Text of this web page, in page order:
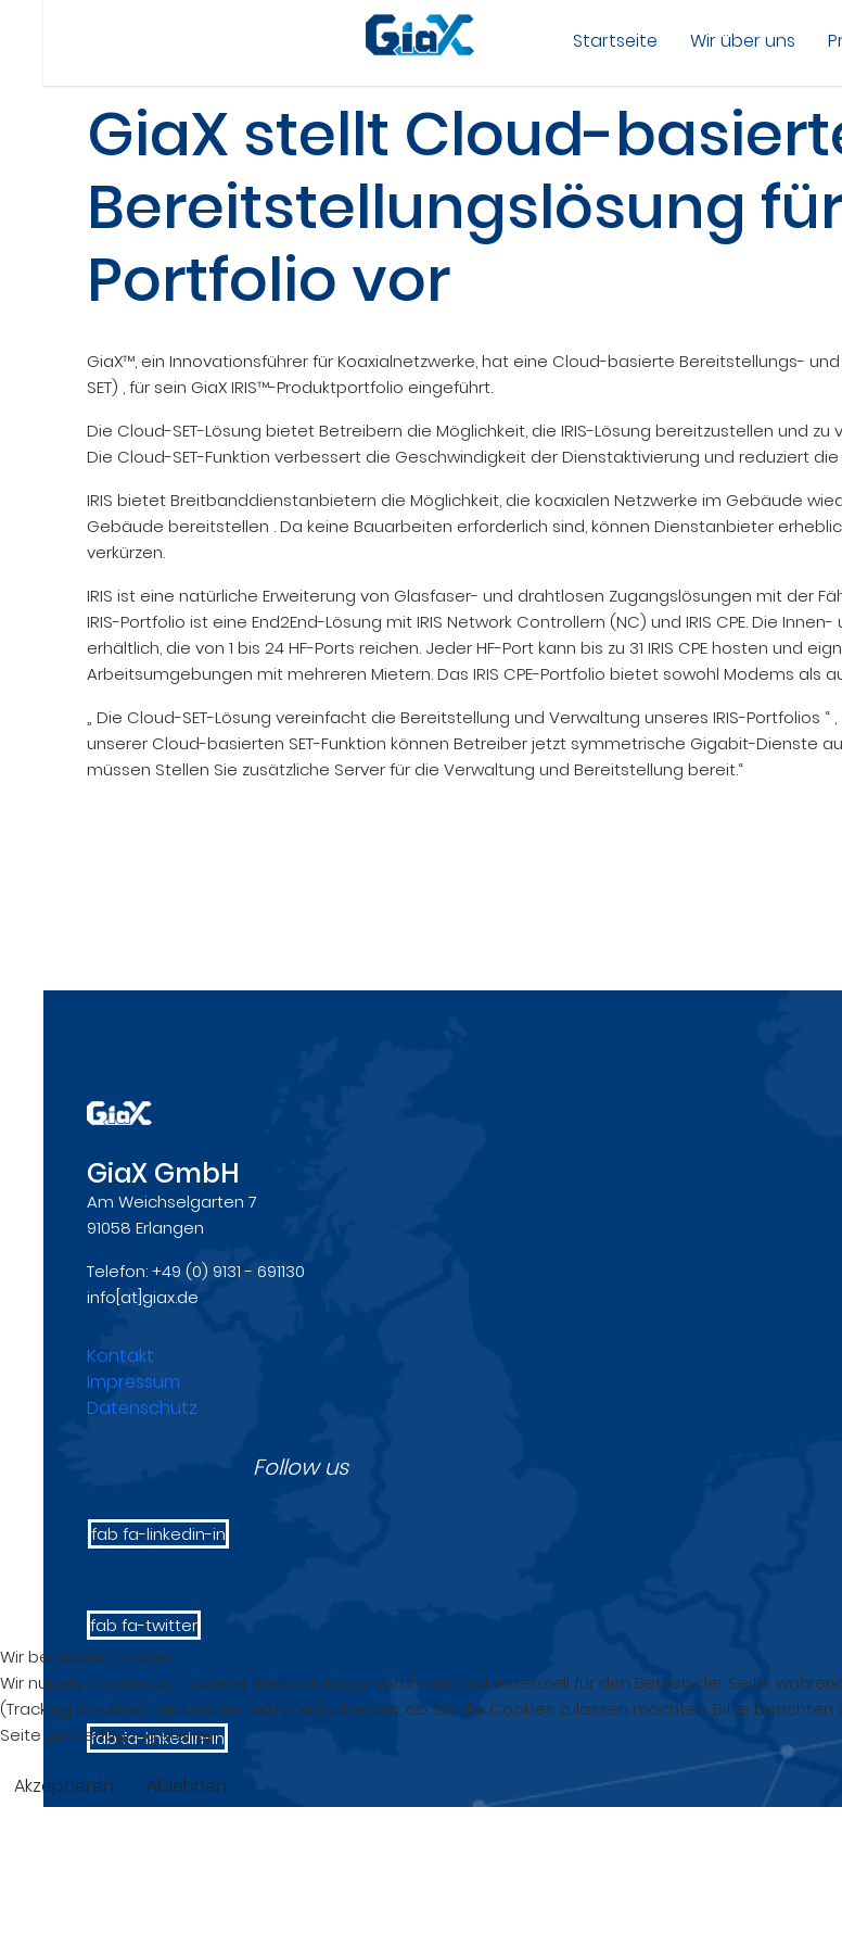
Startseite Wir über uns
GiaX stellt Cloud-
Bereitstellungslösung für
Portfolio vor
GiaX™, ein Innovationsführer für Koaxialnetzwerke, hat eine Cloud-basierte Bereitstellungs-
SET) , für sein GiaX IRIS™-Produktportfolio eingeführt.
Die Cloud-SET-Lösung bietet Betreibern die Möglichkeit, die IRIS-Lösung bereitzustellen und
Die Cloud-SET-Funktion verbessert die Geschwindigkeit der Dienstaktivierung und reduziert
IRIS bietet Breitbanddienstanbietern die Möglichkeit, die koaxialen Netzwerke im Gebäude
Gebäude bereitstellen . Da keine Bauarbeiten erforderlich sind, können Dienstanbieter
verkürzen.
IRIS ist eine natürliche Erweiterung von Glasfaser- und drahtlosen Zugangslösungen mit der
IRIS-Portfolio ist eine End2End-Lösung mit IRIS Network Controllern (NC) und IRIS CPE. Die
erhältlich, die von 1 bis 24 HF-Ports reichen. Jeder HF-Port kann bis zu 31 IRIS CPE hosten und
Arbeitsumgebungen mit mehreren Mietern. Das IRIS CPE-Portfolio bietet sowohl Modems als
„ Die Cloud-SET-Lösung vereinfacht die Bereitstellung und Verwaltung unseres IRIS-Portfolios “
unserer Cloud-basierten SET-Funktion können Betreiber jetzt symmetrische Gigabit-Dienste
müssen Stellen Sie zusätzliche Server für die Verwaltung und Bereitstellung bereit.“
GiaX GmbH
Am Weichselgarten 7
91058 Erlangen
Telefon: +49 (0) 9131 - 691130
info[at]giax.de
Kontakt
Impressum
Datenschutz
Follow us
fab fa-linkedin-in
fab fa-twitter
fab fa-linkedin-in
Wir benutzen Cookies
Wir nutzen Cookies auf unserer Website. Einige von ihnen sind essenziell für den Betrieb der Seite,
(Tracking Cookies). Sie können selbst entscheiden, ob Sie die Cookies zulassen möchten. Bitte
Seite zur Verfügung stehen.
Akzeptieren Ablehnen